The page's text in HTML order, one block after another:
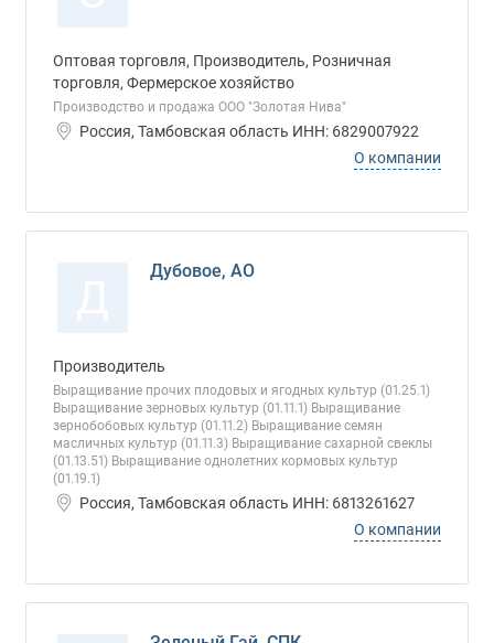
Оптовая торговля, Производитель, Розничная
торговля, Фермерское хозяйство
Производство и продажа ООО "Золотая Нива"
Россия, Тамбовская область ИНН: 6829007922
О компании
Дубовое, АО
Производитель
Выращивание прочих плодовых и ягодных культур (01.25.1)
Выращивание зерновых культур (01.11.1) Выращивание
зернобобовых культур (01.11.2) Выращивание семян
масличных культур (01.11.3) Выращивание сахарной свеклы
(01.13.51) Выращивание однолетних кормовых культур
(01.19.1)
Россия, Тамбовская область ИНН: 6813261627
О компании